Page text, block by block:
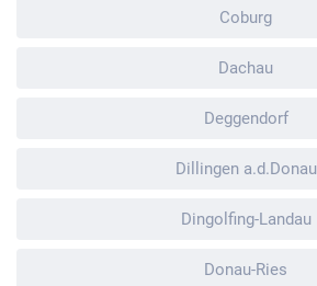
Coburg
Dachau
Deggendorf
Dillingen a.d.Donau
Dingolfing-Landau
Donau-Ries